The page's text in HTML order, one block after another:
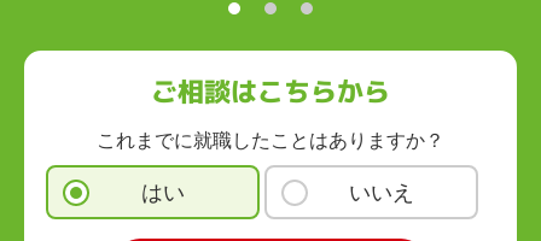
ご相談はこちらから
これまでに就職したことはありますか？
はい いいえ